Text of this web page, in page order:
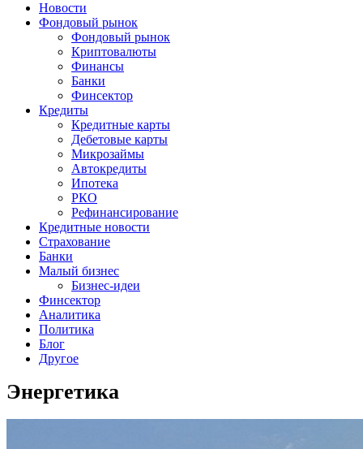
Новости
Фондовый рынок
Фондовый рынок
Криптовалюты
Финансы
Банки
Финсектор
Кредиты
Кредитные карты
Дебетовые карты
Микрозаймы
Автокредиты
Ипотека
РКО
Рефинансирование
Кредитные новости
Страхование
Банки
Малый бизнес
Бизнес-идеи
Финсектор
Аналитика
Политика
Блог
Другое
Энергетика